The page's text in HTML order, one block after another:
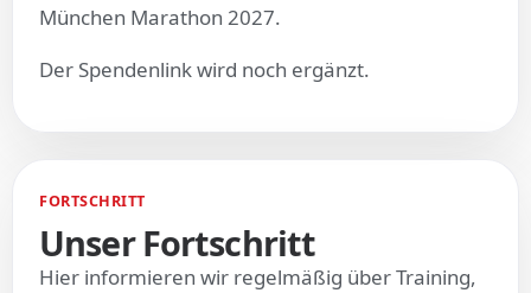
München Marathon 2027.
Der Spendenlink wird noch ergänzt.
FORTSCHRITT
Unser Fortschritt
Hier informieren wir regelmäßig über Training,